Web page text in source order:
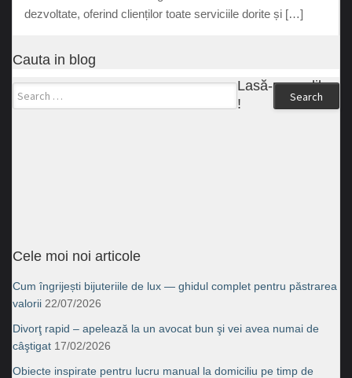
dezvoltate, oferind clienților toate serviciile dorite și […]
Cauta in blog
Search
Lasă-ne un like
!
Cele moi noi articole
Cum îngrijești bijuteriile de lux — ghidul complet pentru păstrarea
valorii 22/07/2026
Divorţ rapid – apelează la un avocat bun şi vei avea numai de
câştigat 17/02/2026
Obiecte inspirate pentru lucru manual la domiciliu pe timp de